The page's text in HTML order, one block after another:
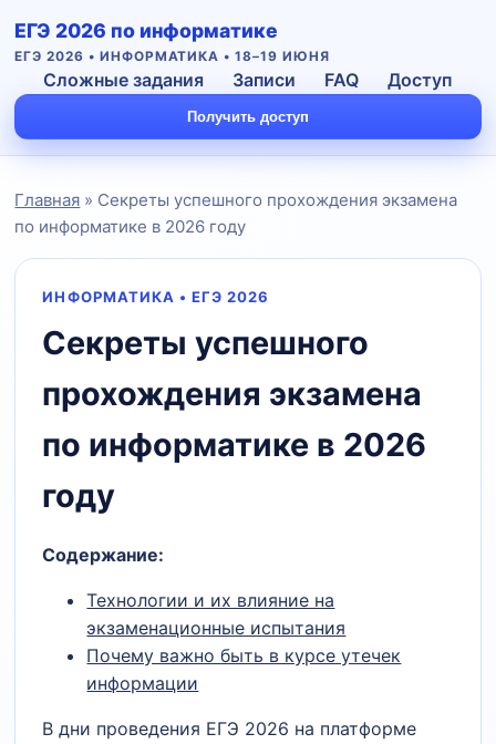
ЕГЭ 2026 по информатике
ЕГЭ 2026 • ИНФОРМАТИКА • 18–19 ИЮНЯ
Сложные задания Записи FAQ Доступ
Получить доступ
Главная » Секреты успешного прохождения экзамена
по информатике в 2026 году
ИНФОРМАТИКА • ЕГЭ 2026
Секреты успешного
прохождения экзамена
по информатике в 2026
году
Содержание:
Технологии и их влияние на
экзаменационные испытания
Почему важно быть в курсе утечек
информации
В дни проведения ЕГЭ 2026 на платформе